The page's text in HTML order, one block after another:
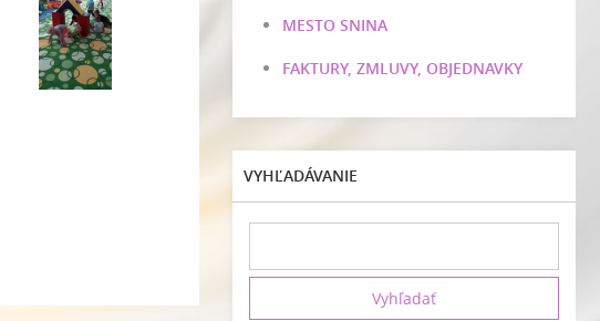
MESTO SNINA
FAKTURY, ZMLUVY, OBJEDNAVKY
VYHĽADÁVANIE